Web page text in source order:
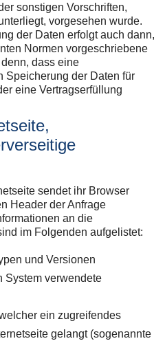
sonstigen Vorschriften,
vorgesehen wurde.
der Daten erfolgt auch dann,
Normen vorgeschriebene
dass eine
Speicherung der Daten für
eine Vertragserfüllung
sendet ihr Browser
Header der Anfrage
an die
im Folgenden aufgelistet:
und Versionen
System verwendete
ein zugreifendes
gelangt (sogenannte